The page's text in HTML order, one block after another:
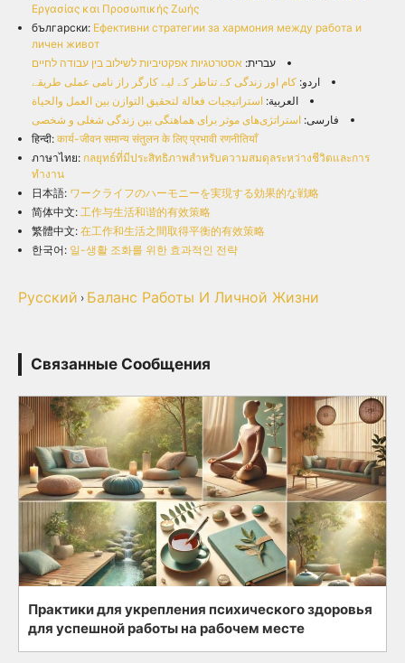
Εργασίας και Προσωπικής Ζωής
български: Ефективни стратегии за хармония между работа и
личен живот
עברית: אסטרטגיות אפקטיביות לשילוב בין עבודה לחיים
اردو: کام اور زندگی کے تناظر کے لیے کارگر راز نامی عملی طریقے
العربية: استراتيجيات فعالة لتحقيق التوازن بين العمل والحياة
فارسی: استراتژی‌های موثر برای هماهنگی بین زندگی شغلی و شخصی
हिन्दी: कार्य-जीवन समान्य संतुलन के लिए प्रभावी रणनीतियाँ
ภาษาไทย: กลยุทธ์ที่มีประสิทธิภาพสำหรับความสมดุลระหว่างชีวิตและการ
ทำงาน
日本語: ワークライフのハーモニーを実現する効果的な戦略
简体中文: 工作与生活和谐的有效策略
繁體中文: 在工作和生活之間取得平衡的有效策略
한국어: 일-생활 조화를 위한 효과적인 전략
Русский › Баланс Работы И Личной Жизни
Связанные Сообщения
Практики для укрепления психического здоровья
для успешной работы на рабочем месте